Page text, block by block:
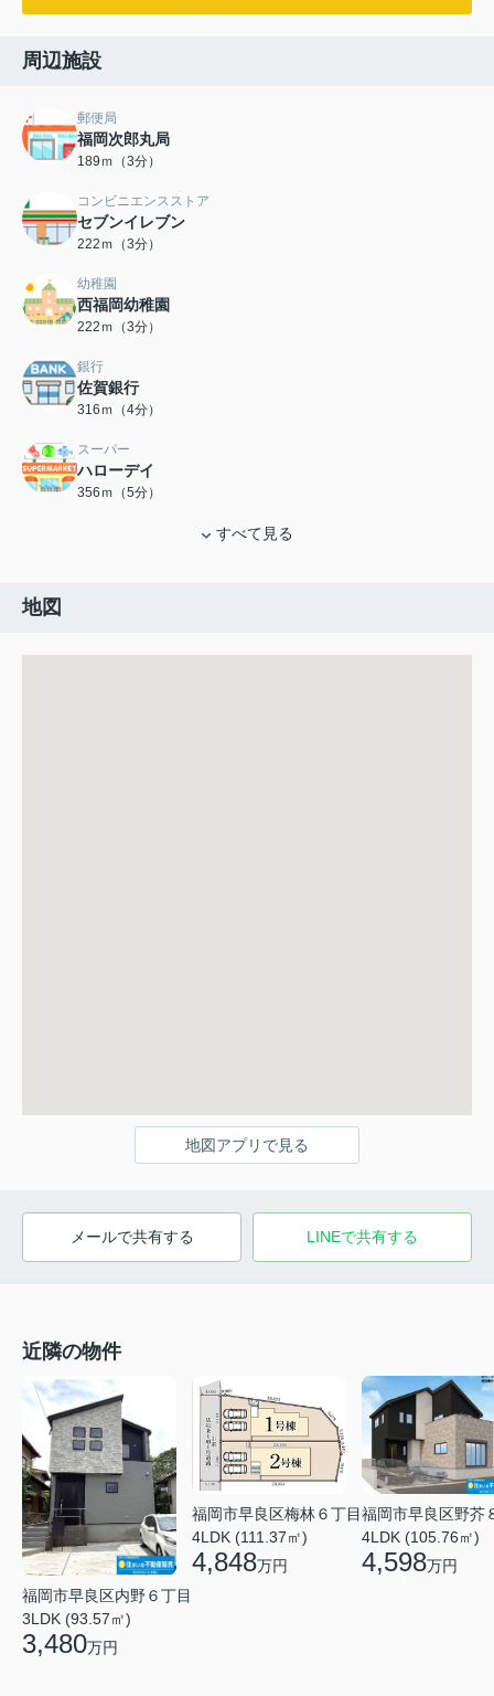
周辺施設
郵便局
福岡次郎丸局
189ｍ（3分）
コンビニエンスストア
セブンイレブン
222ｍ（3分）
幼稚園
西福岡幼稚園
222ｍ（3分）
銀行
佐賀銀行
316ｍ（4分）
スーパー
ハローデイ
356ｍ（5分）
すべて見る
地図
地図アプリで見る
メールで共有する LINEで共有する
近隣の物件
福岡市早良区内野６丁目
3LDK (93.57㎡)
3,480万円
福岡市早良区梅林６丁目
4LDK (111.37㎡)
4,848万円
福岡市早良区野芥
4LDK (105.76㎡)
4,598万円